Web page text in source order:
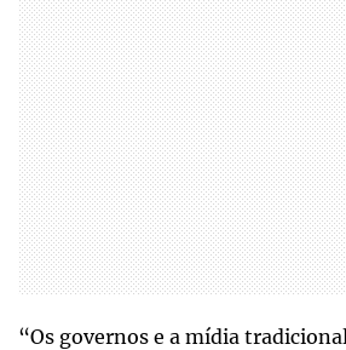
“Os governos e a mídia